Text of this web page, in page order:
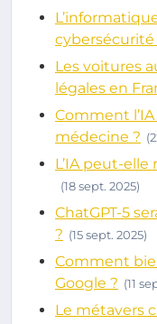
cybersécurité
Les voitures
légales en
Comment
médecine ?
L’IA peut-
(18 sept. 2025)
ChatGPT-5
? (15 sept. 2025)
Comment
Google ? (11
Le métavers